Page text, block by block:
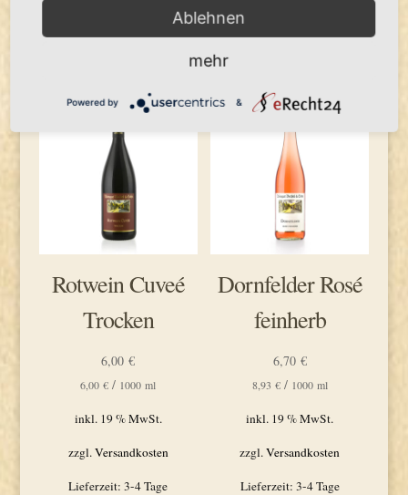
Ähnliche Produkte
Rotwein Cuveé
Trocken
6,00€
6,00€ / 1000 ml
inkl. 19 % MwSt.
zzgl.Versandkosten
Lieferzeit:3-4 Tage
Dornfelder Rosé
feinherb
6,70 €
8,93 €/ 1000 ml
inkl. 19 % MwSt.
zzgl.Versandkosten
Lieferzeit: 3-4 Tage
Ablehnen
mehr
Powered by &